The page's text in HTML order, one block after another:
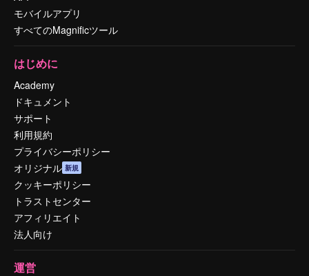
モバイルアプリ
すべてのMagnificツール
はじめに
Academy
ドキュメント
サポート
利用規約
プライバシーポリシー
オリジナル 新規
クッキーポリシー
トラストセンター
アフィリエイト
法人向け
運営